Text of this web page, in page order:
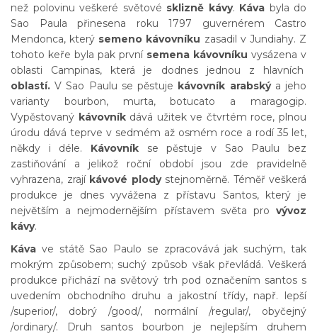
než polovinu veškeré světové sklizně kávy. Káva byla do
Sao Paula přinesena roku 1797 guvernérem Castro
Mendonca, který semeno kávovníku zasadil v Jundiahy. Z
tohoto keře byla pak první semena kávovníku vysázena v
oblasti Campinas, která je dodnes jednou z hlavních
oblastí.V Sao Paulu se pěstuje kávovník arabskýa jeho
varianty bourbon, murta, botucato a maragogip.
Vypěstovaný kávovníkdává užitek ve čtvrtém roce, plnou
úrodu dává teprve v sedmém až osmém roce a rodí 35 let,
někdy i déle. Kávovník se pěstuje v Sao Paulu bez
zastiňování a jelikož roční období jsou zde pravidelně
vyhrazena, zrají kávové plodystejnoměrně. Téměř veškerá
produkce je dnes vyvážena z přístavu Santos, který je
největším a nejmodernějším přístavem světa pro vývoz
kávy.
Káva ve státě Sao Paulo se zpracovává jak suchým, tak
mokrým způsobem; suchý způsob však převládá. Veškerá
produkce přichází na světový trh pod označením santos s
uvedením obchodního druhu a jakostní třídy, např. lepší
/superior/, dobrý /good/, normální /regular/, obyčejný
/ordinary/. Druh santos bourbon je nejlepším druhem